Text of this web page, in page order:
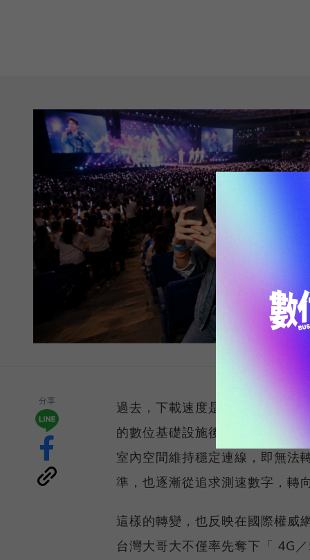
分享
過去，下載速度是評價電信服務
的數位基礎設施後，消費者發現
室內空間維持穩定連線，即無法
準，也逐漸從追求測速數字，轉
這樣的轉變，也反映在國際權
台灣大哥大不僅率先奪下「 4G